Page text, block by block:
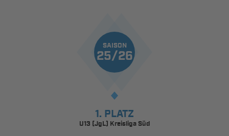
SAISON
25/26
1. PLATZ
U13 (JgL) Kreisliga Süd